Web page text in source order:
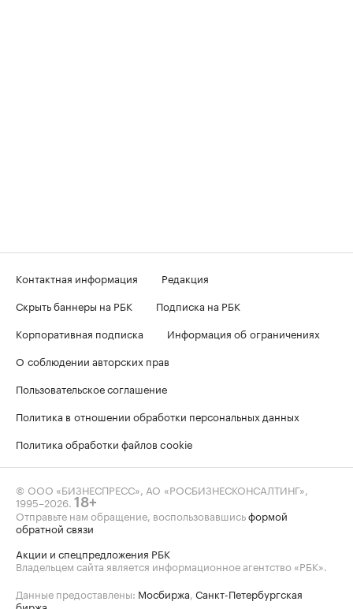
Контактная информация
Редакция
Скрыть баннеры на РБК
Подписка на РБК
Корпоративная подписка
Информация об ограничениях
О соблюдении авторских прав
Пользовательское соглашение
Политика в отношении обработки персональных данных
Политика обработки файлов cookie
© ООО «БИЗНЕСПРЕСС», АО «РОСБИЗНЕСКОНСАЛТИНГ»,
1995–2026 18+
Отправьте нам обращение, воспользовавшисьформой
обратной связи
Акции и спецпредложения РБК
Владельцем сайта является информационное агентство «РБК».
Данные предоставлены: Мосбиржа Санкт-Петербургская
биржа